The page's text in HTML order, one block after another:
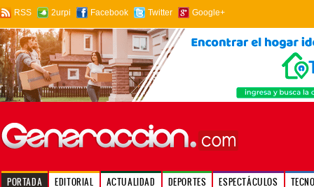
RSS 2urpi Facebook Twitter Google+
PORTADA EDITORIAL ACTUALIDAD DEPORTES ESPECTÁCULOS